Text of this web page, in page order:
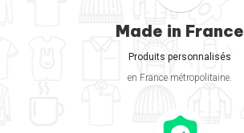
Made in France
Produits personnalisés
en France métropolitaine.